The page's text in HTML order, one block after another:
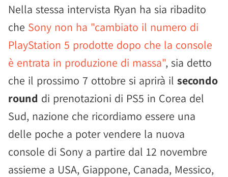
Nella stessa intervista Ryan ha sia ribadito
che Sony non ha "cambiato il numero di
PlayStation 5 prodotte dopo che la console
è entrata in produzione di massa", sia detto
che il prossimo 7 ottobre si aprirà il secondo
round di prenotazioni di PS5 in Corea del
Sud, nazione che ricordiamo essere una
delle poche a poter vendere la nuova
console di Sony a partire dal 12 novembre
assieme a USA, Giappone, Canada, Messico,